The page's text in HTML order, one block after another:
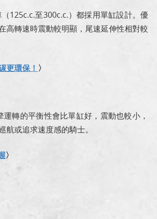
125c.c.至300c.c.）都採用單缸設計。優
高轉速時震動較明顯，尾速延伸性相對較
更環保！ 〉
轉的平衡性會比單缸好，震動也較小，
或追求速度感的騎士。
〉